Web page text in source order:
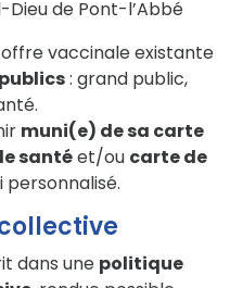
Dieu de Pont-l’Abbé
vaccinale existante
: grand public,
muni(e) de sa carte
santé et/ou carte de
personnalisé.
dans une politique